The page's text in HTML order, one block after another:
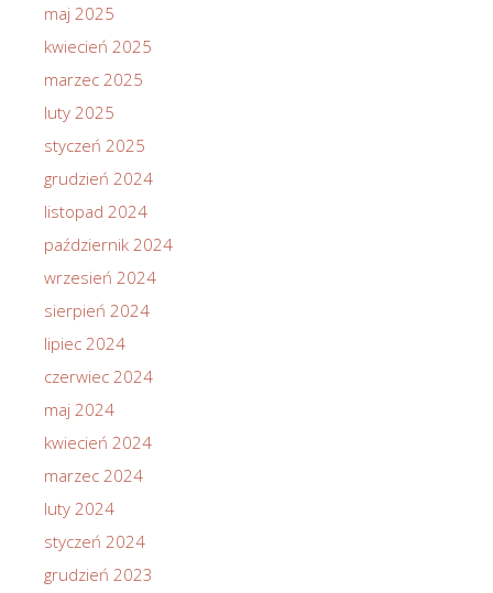
maj 2025
kwiecień 2025
marzec 2025
luty 2025
styczeń 2025
grudzień 2024
listopad 2024
październik 2024
wrzesień 2024
sierpień 2024
lipiec 2024
czerwiec 2024
maj 2024
kwiecień 2024
marzec 2024
luty 2024
styczeń 2024
grudzień 2023